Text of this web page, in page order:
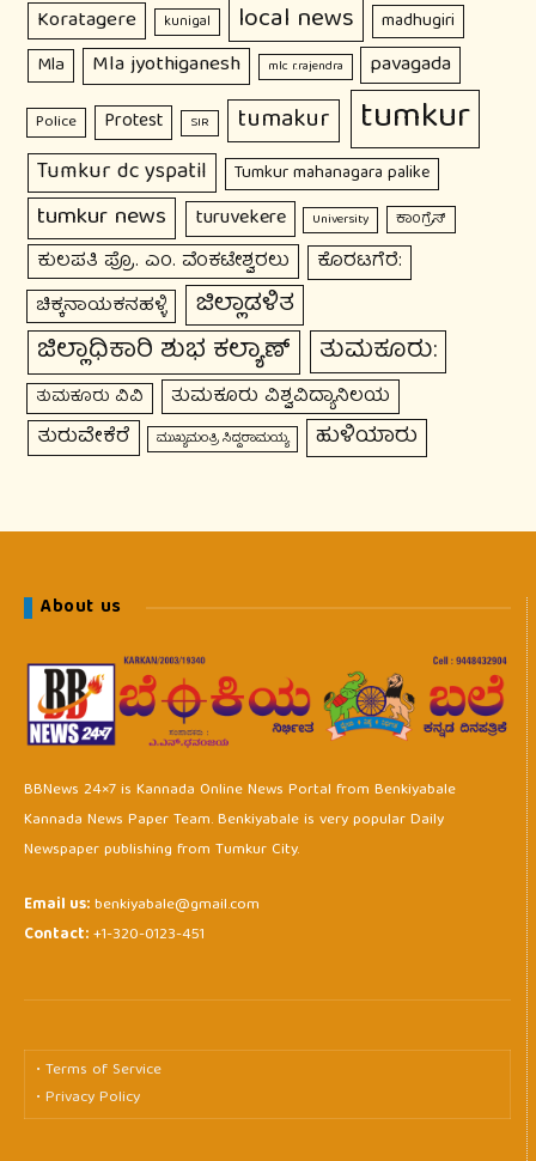
Koratagere kunigal local news madhugiri
Mla Mla jyothiganesh mlc r.rajendra pavagada
Police Protest SIR tumakur tumkur
Tumkur dc yspatil Tumkur mahanagara palike
tumkur news turuvekere University ಕಾಂಗ್ರೆಸ್
ಕುಲಪತಿ ಪ್ರೊ. ಎಂ. ವೆಂಕಟೇಶ್ವರಲು ಕೊರಟಗೆರೆ:
ಚಿಕ್ಕನಾಯಕನಹಳ್ಳಿ ಜಿಲ್ಲಾಡಳಿತ
ಜಿಲ್ಲಾಧಿಕಾರಿ ಶುಭ ಕಲ್ಯಾಣ್ ತುಮಕೂರು:
ತುಮಕೂರು ವಿವಿ ತುಮಕೂರು ವಿಶ್ವವಿದ್ಯಾನಿಲಯ
ತುರುವೇಕೆರೆ ಮುಖ್ಯಮಂತ್ರಿ ಸಿದ್ದರಾಮಯ್ಯ ಹುಳಿಯಾರು
About us
BBNews 24×7 is Kannada Online News Portal from Benkiyabale
Kannada News Paper Team. Benkiyabale is very popular Daily
Newspaper publishing from Tumkur City.
Email us:benkiyabale@gmail.com
Contact:+1-320-0123-451
• Terms of Service
• Privacy Policy